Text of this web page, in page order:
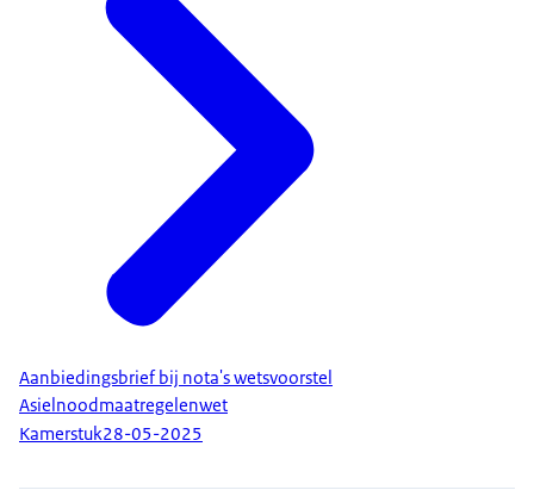
Aanbiedingsbrief bij nota's wetsvoorstel
Asielnoodmaatregelenwet
Kamerstuk28-05-2025